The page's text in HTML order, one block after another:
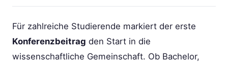
Für zahlreiche Studierende markiert der erste
Konferenzbeitrag den Start in die
wissenschaftliche Gemeinschaft. Ob Bachelor,